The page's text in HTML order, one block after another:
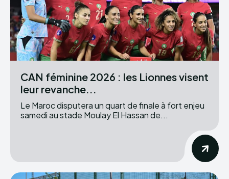
CAN féminine 2026 : les Lionnes visent
leur revanche...
Le Maroc disputera un quart de finale à fort enjeu
samedi au stade Moulay El Hassan de...